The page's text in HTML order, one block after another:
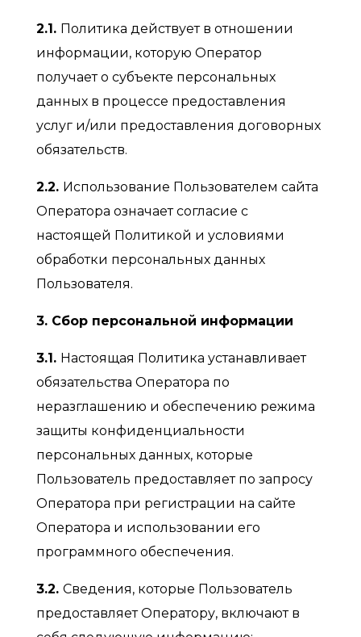
2.1. Политика действует в отношении
информации, которую Оператор
получает о субъекте персональных
данных в процессе предоставления
услуг и/или предоставления договорных
обязательств.
2.2. Использование Пользователем сайта
Оператора означает согласие с
настоящей Политикой и условиями
обработки персональных данных
Пользователя.
3. Сбор персональной информации
3.1. Настоящая Политика устанавливает
обязательства Оператора по
неразглашению и обеспечению режима
защиты конфиденциальности
персональных данных, которые
Пользователь предоставляет по запросу
Оператора при регистрации на сайте
Оператора и использовании его
программного обеспечения.
3.2. Сведения, которые Пользователь
предоставляет Оператору, включают в